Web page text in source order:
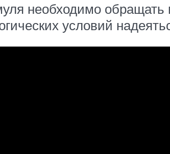
необходимо обращать
условий